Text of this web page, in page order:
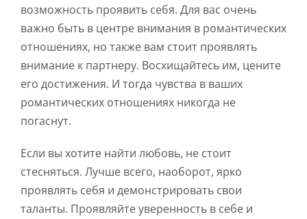
возможность проявить себя. Для вас очень
важно быть в центре внимания в романтических
отношениях, но также вам стоит проявлять
внимание к партнеру. Восхищайтесь им, цените
его достижения. И тогда чувства в ваших
романтических отношениях никогда не
погаснут.
Если вы хотите найти любовь, не стоит
стесняться. Лучше всего, наоборот, ярко
проявлять себя и демонстрировать свои
таланты. Проявляйте уверенность в себе и